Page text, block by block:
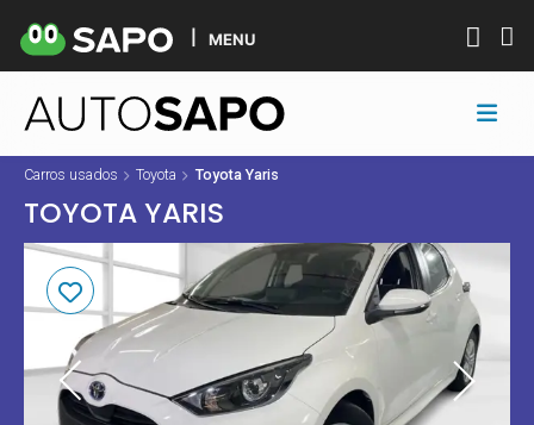
MENU
Carros usados Toyota Toyota Yaris
TOYOTA YARIS